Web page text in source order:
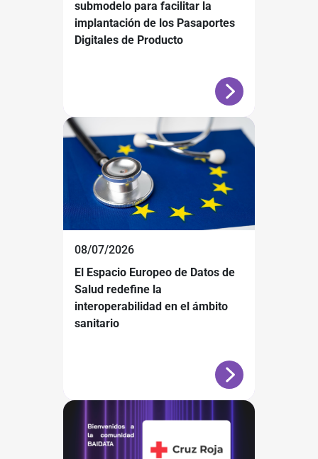
submodelo para facilitar la
implantación de los Pasaportes
Digitales de Producto
08/07/2026
El Espacio Europeo de Datos de
Salud redefine la
interoperabilidad en el ámbito
sanitario